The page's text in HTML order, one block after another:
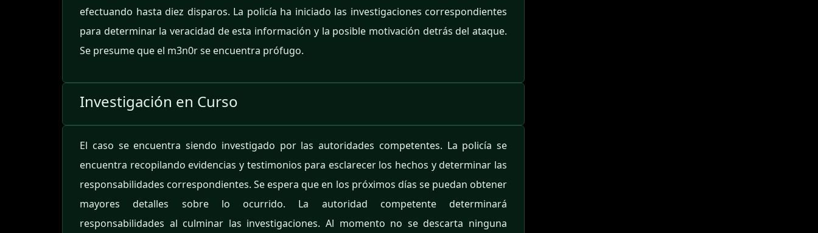
efectuando hasta diez disparos. La policía ha iniciado las investigaciones correspondientes
para determinar la veracidad de esta información y la posible motivación detrás del ataque.
Se presume que el m3n0r se encuentra prófugo.
Investigación en Curso
El caso se encuentra siendo investigado por las autoridades competentes. La policía se
encuentra recopilando evidencias y testimonios para esclarecer los hechos y determinar las
responsabilidades correspondientes. Se espera que en los próximos días se puedan obtener
mayores detalles sobre lo ocurrido. La autoridad competente determinará
responsabilidades al culminar las investigaciones. Al momento no se descarta ninguna